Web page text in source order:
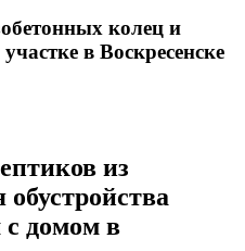
колец и
в Воскресенске
из
с домом в